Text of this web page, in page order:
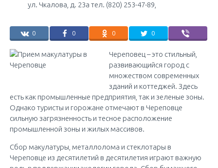
ул. Чкалова, д. 23а тел. (820) 253-47-89,
0 0 0 0
Череповец – это стильный,
развивающийся город с
множеством современных
зданий и коттеджей. Здесь
есть как промышленные предприятия, так и зеленые зоны.
Однако туристы и горожане отмечают в Череповце
сильную загрязненность и тесное расположение
промышленной зоны и жилых массивов.
Сбор макулатуры, металлолома и стеклотары в
Череповце из десятилетий в десятилетия играют важную